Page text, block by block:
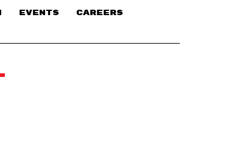
EVENTS CAREERS